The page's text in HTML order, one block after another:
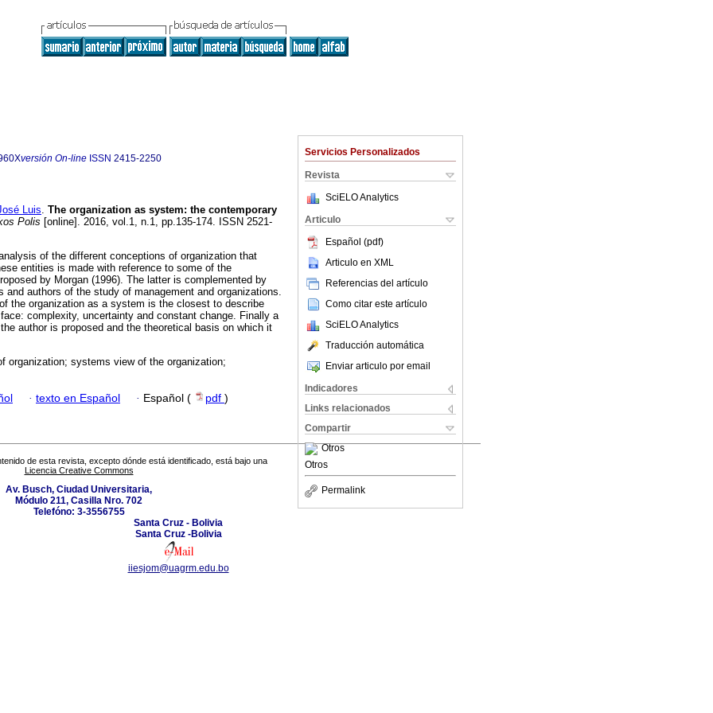
Servicios Personalizados
Revista
SciELO Analytics
Articulo
Español (pdf)
Articulo en XML
Referencias del artículo
Como citar este artículo
SciELO Analytics
Traducción automática
Enviar articulo por email
Indicadores
Links relacionados
Compartir
Otros
Otros
Permalink
versión On-line ISSN 2415-2250
Luis. The organization as system: the contemporary
Polis [online]. 2016, vol.1, n.1, pp.135-174. ISSN 2521-
of the different conceptions of organization that
entities is made with reference to some of the
by Morgan (1996). The latter is complemented by
and authors of the study of management and organizations.
the organization as a system is the closest to describe
complexity, uncertainty and constant change. Finally a
author is proposed and the theoretical basis on which it
organization; systems view of the organization;
· texto en Español · Español ( pdf )
de esta revista, excepto dónde está identificado, está bajo una
Licencia Creative Commons
Av. Busch, Ciudad Universitaria,
Módulo 211, Casilla Nro. 702
Telefóno: 3-3556755
Santa Cruz - Bolivia
Santa Cruz -Bolivia
iiesjom@uagrm.edu.bo